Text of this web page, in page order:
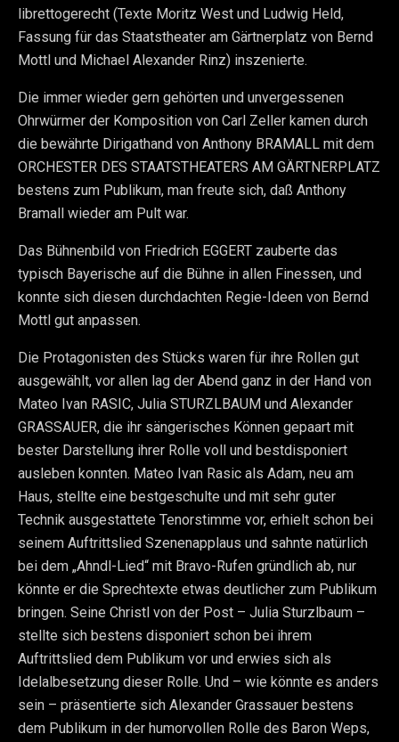
librettogerecht (Texte Moritz West und Ludwig Held,
Fassung für das Staatstheater am Gärtnerplatz von Bernd
Mottl und Michael Alexander Rinz) inszenierte.
Die immer wieder gern gehörten und unvergessenen
Ohrwürmer der Komposition von Carl Zeller kamen durch
die bewährte Dirigathand von Anthony BRAMALL mit dem
ORCHESTER DES STAATSTHEATERS AM GÄRTNERPLATZ
bestens zum Publikum, man freute sich, daß Anthony
Bramall wieder am Pult war.
Das Bühnenbild von Friedrich EGGERT zauberte das
typisch Bayerische auf die Bühne in allen Finessen, und
konnte sich diesen durchdachten Regie-Ideen von Bernd
Mottl gut anpassen.
Die Protagonisten des Stücks waren für ihre Rollen gut
ausgewählt, vor allen lag der Abend ganz in der Hand von
Mateo Ivan RASIC, Julia STURZLBAUM und Alexander
GRASSAUER, die ihr sängerisches Können gepaart mit
bester Darstellung ihrer Rolle voll und bestdisponiert
ausleben konnten. Mateo Ivan Rasic als Adam, neu am
Haus, stellte eine bestgeschulte und mit sehr guter
Technik ausgestattete Tenorstimme vor, erhielt schon bei
seinem Auftrittslied Szenenapplaus und sahnte natürlich
bei dem „Ahndl-Lied“ mit Bravo-Rufen gründlich ab, nur
könnte er die Sprechtexte etwas deutlicher zum Publikum
bringen. Seine Christl von der Post – Julia Sturzlbaum –
stellte sich bestens disponiert schon bei ihrem
Auftrittslied dem Publikum vor und erwies sich als
Idelalbesetzung dieser Rolle. Und – wie könnte es anders
sein – präsentierte sich Alexander Grassauer bestens
dem Publikum in der humorvollen Rolle des Baron Weps,